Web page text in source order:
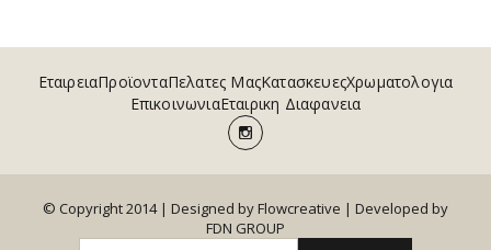
ΕταιρειαΠροϊονταΠελατες ΜαςΚατασκευεςΧρωματολογια
ΕπικοινωνιαΕταιρικη Διαφανεια
© Copyright 2014 | Designed by Flowcreative | Developed by
FDN GROUP